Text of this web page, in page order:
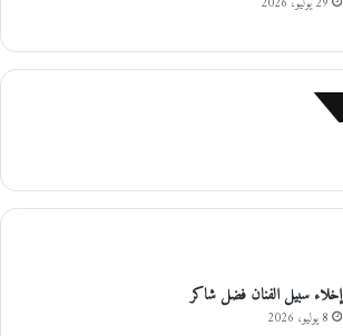
إخلاء سبيل الفنان فضل شاكر
8 يوليو، 2026